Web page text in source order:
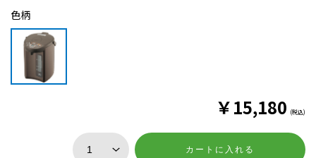
色柄
￥15,180 (税込)
カートに入れる